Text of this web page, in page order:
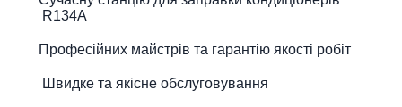
R134A
Професійних майстрів та гарантію якості робіт
Швидке та якісне обслуговування